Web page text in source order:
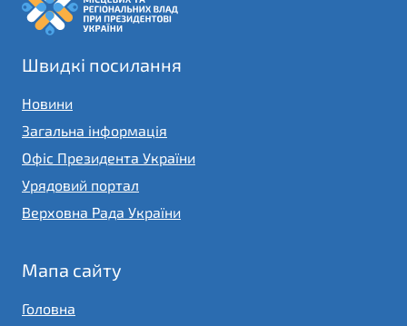
Швидкі посилання
Новини
Загальна інформація
Офіс Президента України
Урядовий портал
Верховна Рада України
Мапа сайту
Головна